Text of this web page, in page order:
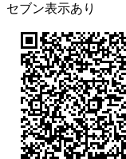
セブン表示あり